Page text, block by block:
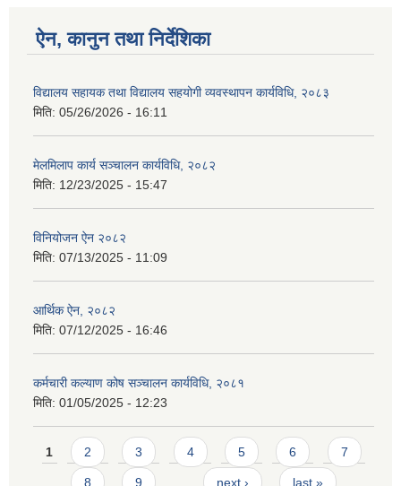
ऐन, कानुन तथा निर्देशिका
विद्यालय सहायक तथा विद्यालय सहयोगी व्यवस्थापन कार्यविधि, २०८३
मिति: 05/26/2026 - 16:11
मेलमिलाप कार्य सञ्चालन कार्यविधि, २०८२
मिति: 12/23/2025 - 15:47
विनियोजन ऐन २०८२
मिति: 07/13/2025 - 11:09
आर्थिक ऐन, २०८२
मिति: 07/12/2025 - 16:46
कर्मचारी कल्याण कोष सञ्चालन कार्यविधि, २०८१
मिति: 01/05/2025 - 12:23
Pages
1 2 3 4 5 6 7
8 9 next › last »